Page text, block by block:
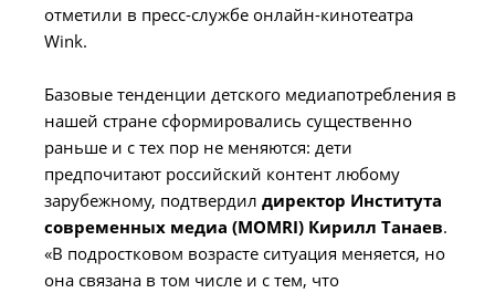
отметили в пресс-службе онлайн-кинотеатра
Wink.
Базовые тенденции детского медиапотребления в
нашей стране сформировались существенно
раньше и с тех пор не меняются: дети
предпочитают российский контент любому
зарубежному, подтвердил директор Института
современных медиа (MOMRI) Кирилл Танаев.
«В подростковом возрасте ситуация меняется, но
она связана в том числе и с тем, что